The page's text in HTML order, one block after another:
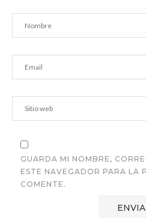
GUARDA MI NOMBRE,
ESTE NAVEGADOR PARA LA
COMENTE.